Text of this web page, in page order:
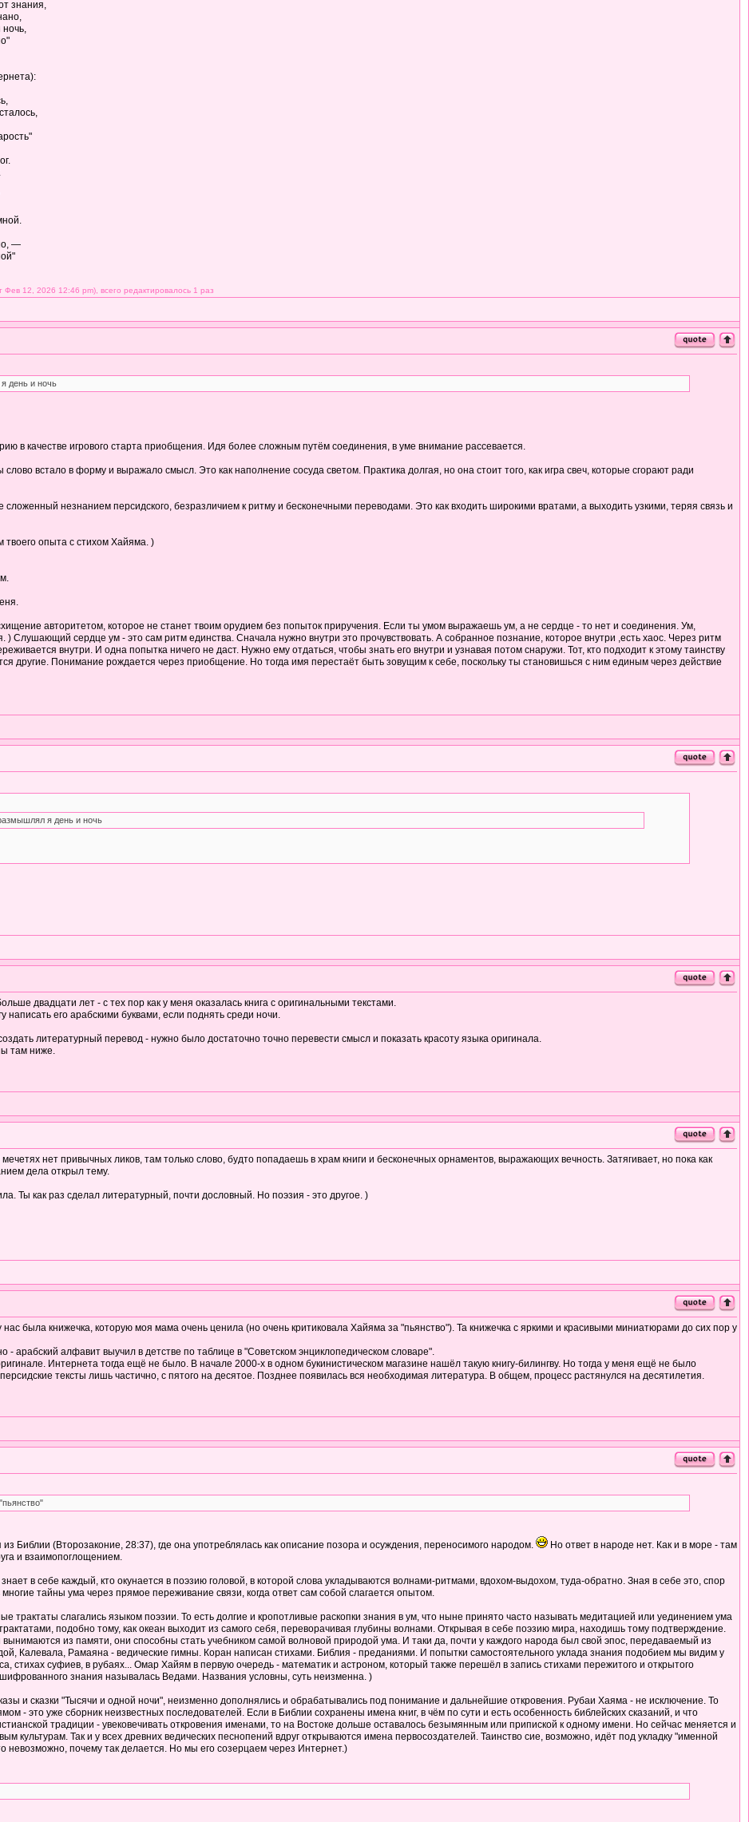
знания,
—
12, 2026 12:46 pm), всего редактировалось 1 раз
день и ночь
в качестве игрового старта приобщения. Идя более сложным путём соединения, в уме внимание рассевается.
слово встало в форму и выражало смысл. Это как наполнение сосуда светом. Практика долгая, но она стоит того, как игра свеч, которые сгорают ради
незнанием персидского, безразличием к ритму и бесконечными переводами. Это как входить широкими вратами, а выходить узкими, теряя связь и
твоего опыта с стихом Хайяма. )
авторитетом, которое не станет твоим орудием без попыток приручения. Если ты умом выражаешь ум, а не сердце - то нет и соединения. Ум,
Слушающий сердце ум - это сам ритм единства. Сначала нужно внутри это прочувствовать. А собранное познание, которое внутри ,есть хаос. Через ритм
внутри. И одна попытка ничего не даст. Нужно ему отдаться, чтобы знать его внутри и узнавая потом снаружи. Тот, кто подходит к этому таинству
другие. Понимание рождается через приобщение. Но тогда имя перестаёт быть зовущим к себе, поскольку ты становишься с ним единым через действие
я день и ночь
двадцати лет - с тех пор как у меня оказалась книга с оригинальными текстами.
написать его арабскими буквами, если поднять среди ночи.
литературный перевод - нужно было достаточно точно перевести смысл и показать красоту языка оригинала.
там ниже.
нет привычных ликов, там только слово, будто попадаешь в храм книги и бесконечных орнаментов, выражающих вечность. Затягивает, но пока как
дела открыл тему.
Ты как раз сделал литературный, почти дословный. Но поэзия - это другое. )
была книжечка, которую моя мама очень ценила (но очень критиковала Хайяма за "пьянство"). Та книжечка с яркими и красивыми миниатюрами до сих пор у
- арабский алфавит выучил в детстве по таблице в "Советском энциклопедическом словаре".
Интернета тогда ещё не было. В начале 2000-х в одном букинистическом магазине нашёл такую книгу-билингву. Но тогда у меня ещё не было
тексты лишь частично, с пятого на десятое. Позднее появилась вся необходимая литература. В общем, процесс растянулся на десятилетия.
Библии (Второзаконие, 28:37), где она употреблялась как описание позора и осуждения, переносимого народом.
Но ответ в народе нет. Как и в море - там
и взаимопоглощением.
в себе каждый, кто окунается в поэзию головой, в которой слова укладываются волнами-ритмами, вдохом-выдохом, туда-обратно. Зная в себе это, спор
тайны ума через прямое переживание связи, когда ответ сам собой слагается опытом.
трактаты слагались языком поэзии. То есть долгие и кропотливые раскопки знания в ум, что ныне принято часто называть медитацией или уединением ума
подобно тому, как океан выходит из самого себя, переворачивая глубины волнами. Открывая в себе поэзию мира, находишь тому подтверждение.
из памяти, они способны стать учебником самой волновой природой ума. И таки да, почти у каждого народа был свой эпос, передаваемый из
Калевала, Рамаяна - ведические гимны. Коран написан стихами. Библия - преданиями. И попытки самостоятельного уклада знания подобием мы видим у
стихах суфиев, в рубаях... Омар Хайям в первую очередь - математик и астроном, который также перешёл в запись стихами пережитого и открытого
знания называлась Ведами. Названия условны, суть неизменна. )
и сказки "Тысячи и одной ночи", неизменно дополнялись и обрабатывались под понимание и дальнейшие откровения. Рубаи Хаяма - не исключение. То
- это уже сборник неизвестных последователей. Если в Библии сохранены имена книг, в чём по сути и есть особенность библейских сказаний, и что
традиции - увековечивать откровения именами, то на Востоке дольше оставалось безымянным или припиской к одному имени. Но сейчас меняется и
культурам. Так и у всех древних ведических песнопений вдруг открываются имена первосоздателей. Таинство сие, возможно, идёт под укладку "именной
невозможно, почему так делается. Но мы его созерцаем через Интернет.)